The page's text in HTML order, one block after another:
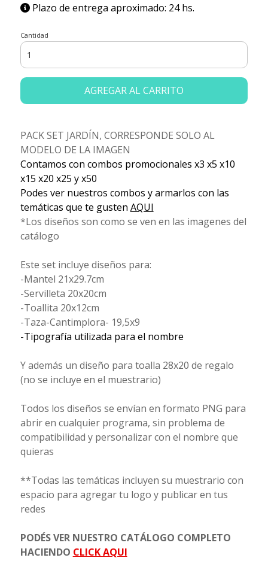
Plazo de entrega aproximado: 24 hs.
Cantidad
AGREGAR AL CARRITO
PACK SET JARDÍN, CORRESPONDE SOLO AL
MODELO DE LA IMAGEN
Contamos con combos promocionales x3 x5 x10
x15 x20 x25 y x50
Podes ver nuestros combos y armarlos con las
temáticas que te gusten AQUI
*Los diseños son como se ven en las imagenes del
catálogo
Este set incluye diseños para:
-Mantel 21x29.7cm
-Servilleta 20x20cm
-Toallita 20x12cm
-Taza-Cantimplora- 19,5x9
-Tipografía utilizada para el nombre
Y además un diseño para toalla 28x20 de regalo
(no se incluye en el muestrario)
Todos los diseños se envían en formato PNG para
abrir en cualquier programa, sin problema de
compatibilidad y personalizar con el nombre que
quieras
**Todas las temáticas incluyen su muestrario con
espacio para agregar tu logo y publicar en tus
redes
PODÉS VER NUESTRO CATÁLOGO COMPLETO
HACIENDO CLICK AQUI